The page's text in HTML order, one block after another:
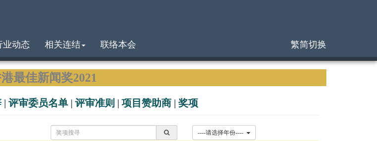
业动态 相关连结 联络本会 繁简切换
最佳新闻奖2021
| 评审委员名单 | 评审准则 | 项目赞助商 | 奖项